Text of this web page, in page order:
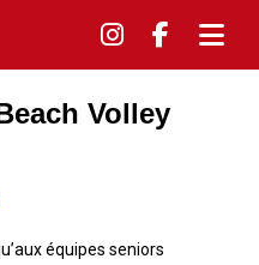
Volley
équipes seniors